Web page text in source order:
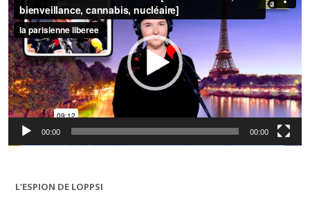
00:00 00:00
L’ESPION DE LOPPSI